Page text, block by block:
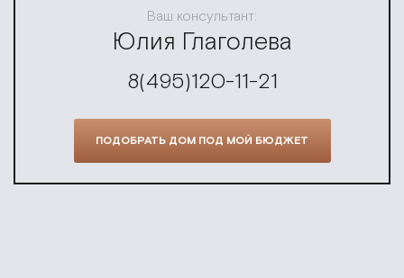
Ваш консультант:
Юлия Глаголева
8(495)120-11-21
ПОДОБРАТЬ ДОМ ПОД МОЙ БЮДЖЕТ